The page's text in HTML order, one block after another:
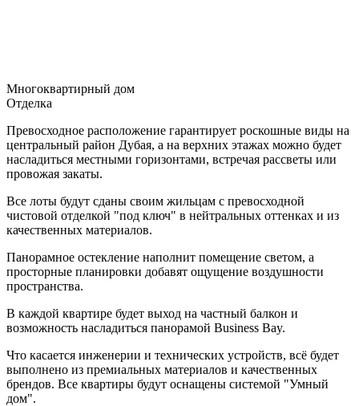
Многоквартирный дом
Отделка
Превосходное расположение гарантирует роскошные виды на
центральный район Дубая, а на верхних этажах можно будет
насладиться местными горизонтами, встречая рассветы или
провожая закаты.
Все лоты будут сданы своим жильцам с превосходной
чистовой отделкой "под ключ" в нейтральных оттенках и из
качественных материалов.
Панорамное остекление наполнит помещение светом, а
просторные планировки добавят ощущение воздушности
пространства.
В каждой квартире будет выход на частный балкон и
возможность насладиться панорамой Business Bay.
Что касается инженерии и технических устройств, всё будет
выполнено из премиальных материалов и качественных
брендов. Все квартиры будут оснащены системой "Умный
дом".